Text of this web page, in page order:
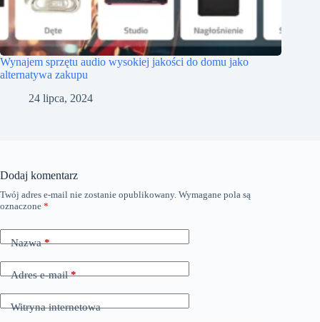
Wynajem sprzętu audio wysokiej jakości do domu jako
alternatywa zakupu
24 lipca, 2024
Dodaj komentarz
Twój adres e-mail nie zostanie opublikowany. Wymagane pola są
oznaczone *
Nazwa*
Adres e-mail*
Witryna internetowa